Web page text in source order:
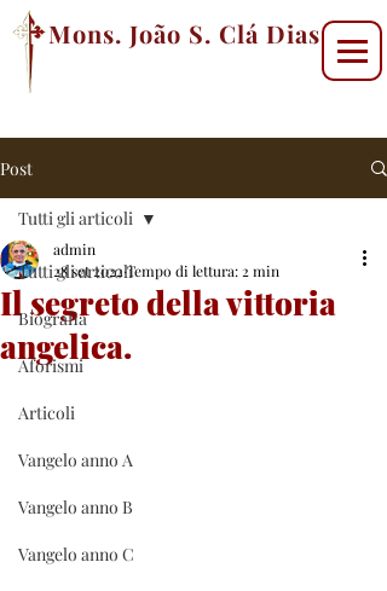
Mons. João S. Clá Dias
Post
Tutti gli articoli
Biografia
Aforismi
Articoli
Vangelo anno A
Vangelo anno B
Vangelo anno C
Tutti gli articoli
Il segreto della vittoria
angelica.
admin
28 set 2022 Tempo di lettura: 2 min